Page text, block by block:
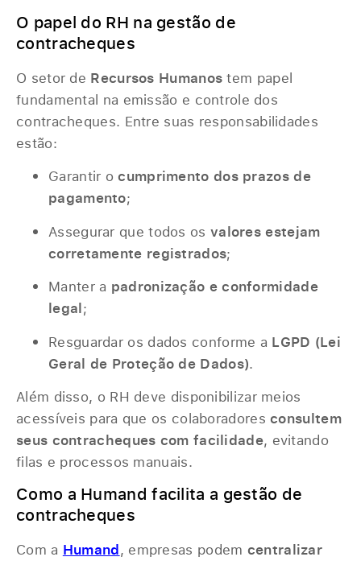
O papel do RH na gestão de
contracheques
O setor de Recursos Humanos tem papel
fundamental na emissão e controle dos
contracheques. Entre suas responsabilidades
estão:
Garantir ocumprimento dos prazos de
pagamento;
Assegurar que todos os valores estejam
corretamente registrados;
Manter a padronização e conformidade
legal;
Resguardar os dados conforme a LGPD (Lei
Geral de Proteção de Dados).
Além disso, o RH deve disponibilizar meios
acessíveis para que os colaboradoresconsultem
seus contracheques com facilidade, evitando
filas e processos manuais.
Como a Humand facilita a gestão de
contracheques
Com a Humand, empresas podem centralizar